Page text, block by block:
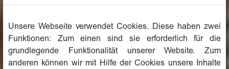
Unsere Webseite verwendet Cookies. Diese haben zwei
Funktionen: Zum einen sind sie erforderlich für die
grundlegende Funktionalität unserer Website. Zum
anderen können wir mit Hilfe der Cookies unsere Inhalte